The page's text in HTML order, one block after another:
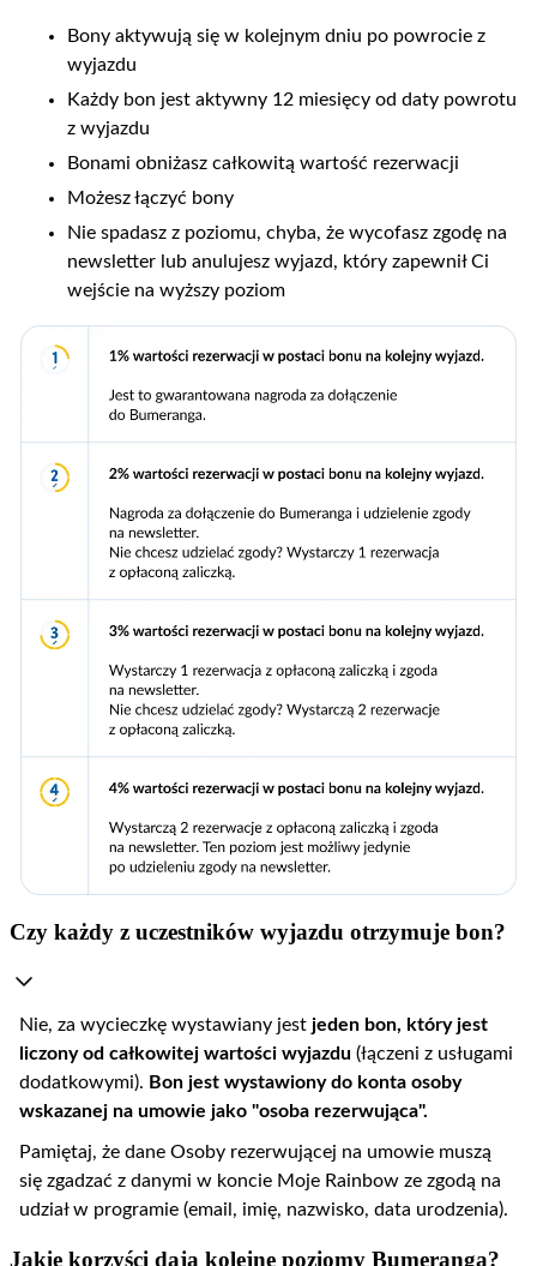
Bony aktywują się w kolejnym dniu po powrocie z
wyjazdu
Każdy bon jest aktywny 12 miesięcy od daty powrotu
z wyjazdu
Bonami obniżasz całkowitą wartość rezerwacji
Możesz łączyć bony
Nie spadasz z poziomu, chyba, że wycofasz zgodę na
newsletter lub anulujesz wyjazd, który zapewnił Ci
wejście na wyższy poziom
Czy każdy z uczestników wyjazdu otrzymuje bon?
Nie, za wycieczkę wystawiany jest jeden bon, który jest
liczony od całkowitej wartości wyjazdu (łączeni z usługami
dodatkowymi). Bon jest wystawiony do konta osoby
wskazanej na umowie jako "osoba rezerwująca".
Pamiętaj, że dane Osoby rezerwującej na umowie muszą
się zgadzać z danymi w koncie Moje Rainbow ze zgodą na
udział w programie (email, imię, nazwisko, data urodzenia).
Jakie korzyści dają kolejne poziomy Bumeranga?